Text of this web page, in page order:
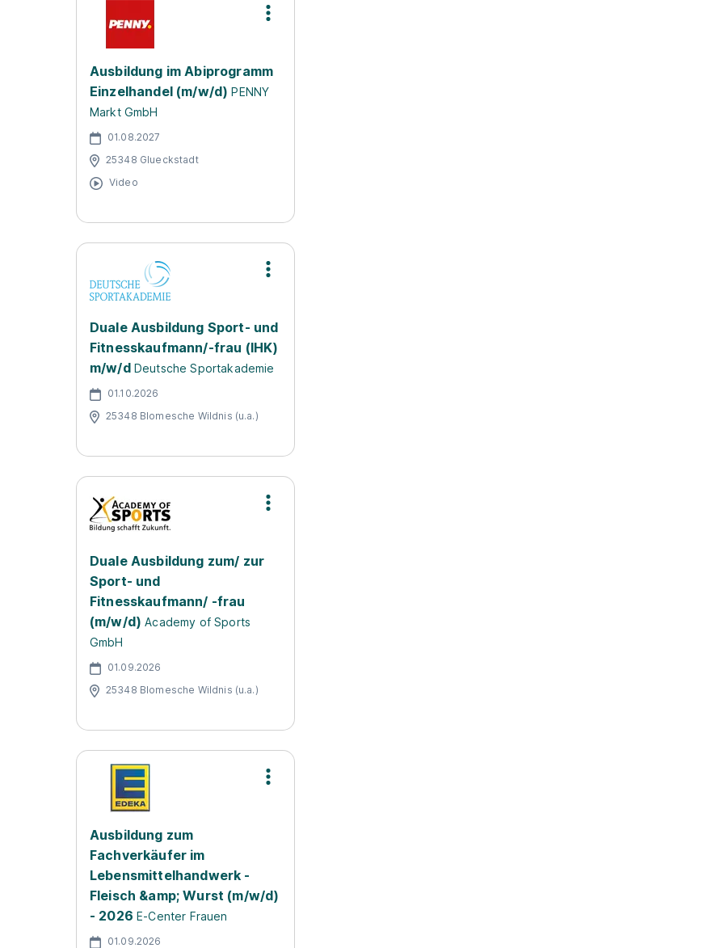
Ausbildung im Abiprogramm
Einzelhandel (m/w/d) PENNY
Markt GmbH
01.08.2027
25348 Glueckstadt
Video
Duale Ausbildung Sport- und
Fitnesskaufmann/-frau (IHK)
m/w/d Deutsche Sportakademie
01.10.2026
25348 Blomesche Wildnis (u.a.)
Duale Ausbildung zum/ zur
Sport- und
Fitnesskaufmann/ -frau
(m/w/d) Academy of Sports
GmbH
01.09.2026
25348 Blomesche Wildnis (u.a.)
Ausbildung zum
Fachverkäufer im
Lebensmittelhandwerk -
Fleisch &amp; Wurst (m/w/d)
- 2026 E-Center Frauen
01.09.2026